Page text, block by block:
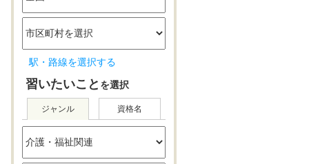
駅・路線を選択する
習いたいこと を選択
ジャンル 資格名